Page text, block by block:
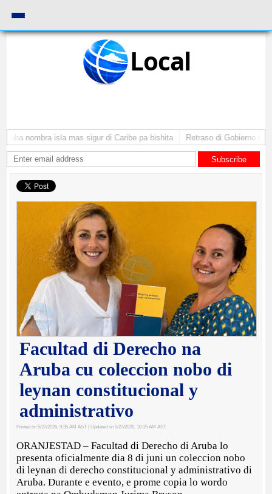
Local
nombra isla mas sigur di Caribe pa bishita Retraso di Gobierno ta
Subscribe
Facultad di Derecho na
Aruba cu coleccion nobo di
leynan constitucional y
administrativo
Posted on 5/27/2026, 9:35 AM AST | Updated on 5/27/2026, 10:15 AM AST
ORANJESTAD – Facultad di Derecho di Aruba lo
presenta oficialmente dia 8 di juni un coleccion nobo
di leynan di derecho constitucional y administrativo di
Aruba. Durante e evento, e prome copia lo wordo